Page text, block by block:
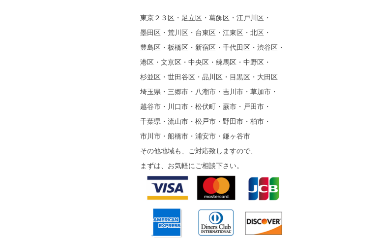
東京２３区・足立区・葛飾区・江戸川区・
墨田区・荒川区・台東区・江東区・北区・
豊島区・板橋区・新宿区・千代田区・渋谷区・
港区・文京区・中央区・練馬区・中野区・
杉並区・世田谷区・品川区・目黒区・大田区
埼玉県・三郷市・八潮市・吉川市・草加市・
越谷市・川口市・松伏町・蕨市・戸田市・
千葉県・流山市・松戸市・野田市・柏市・
市川市・船橋市・浦安市・鎌ヶ谷市
その他地域も、ご対応致しますので、
まずは、お気軽にご相談下さい。